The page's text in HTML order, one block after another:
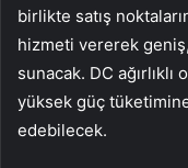
birlikte satış
hizmeti vererek
sunacak. DC
yüksek güç
edebilecek.